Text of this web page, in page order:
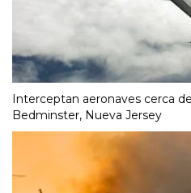
Interceptan aeronaves cerca
Bedminster, Nueva Jersey